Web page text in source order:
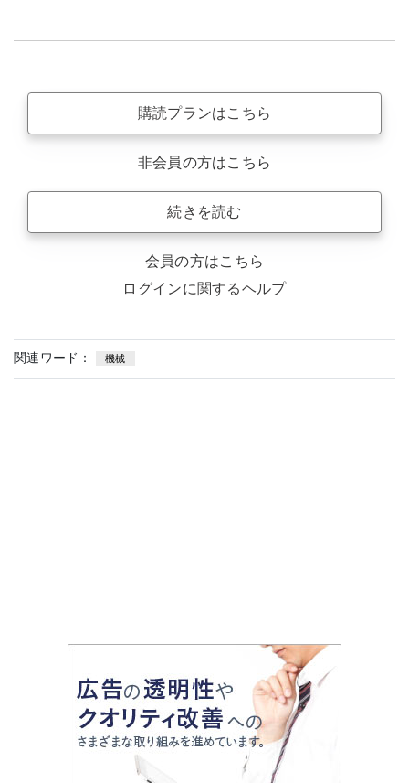
購読プランはこちら
非会員の方はこちら
続きを読む
会員の方はこちら
ログインに関するヘルプ
関連ワード： 機械